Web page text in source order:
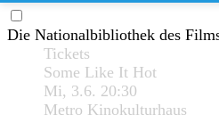
Die Nationalbibliothek des
Tickets
Some Like It Hot
Mi, 3.6. 20:30
Metro Kinokulturhaus